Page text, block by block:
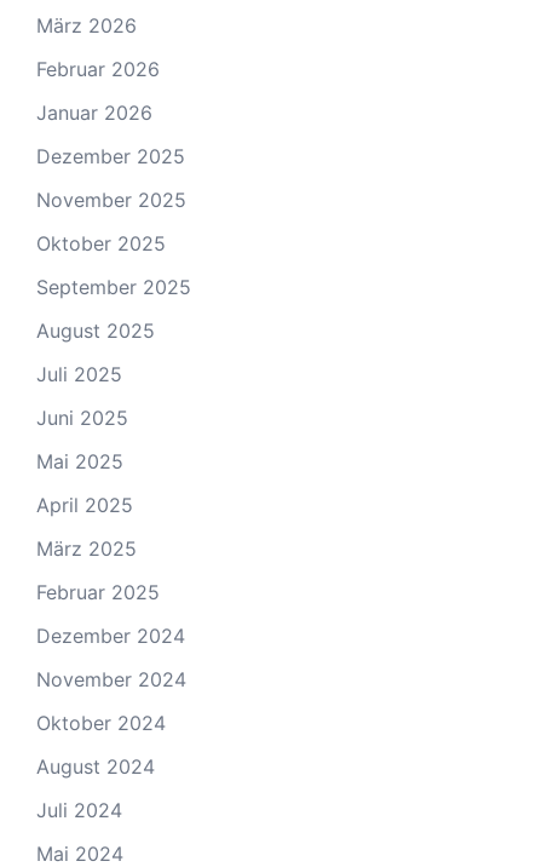
März 2026
Februar 2026
Januar 2026
Dezember 2025
November 2025
Oktober 2025
September 2025
August 2025
Juli 2025
Juni 2025
Mai 2025
April 2025
März 2025
Februar 2025
Dezember 2024
November 2024
Oktober 2024
August 2024
Juli 2024
Mai 2024